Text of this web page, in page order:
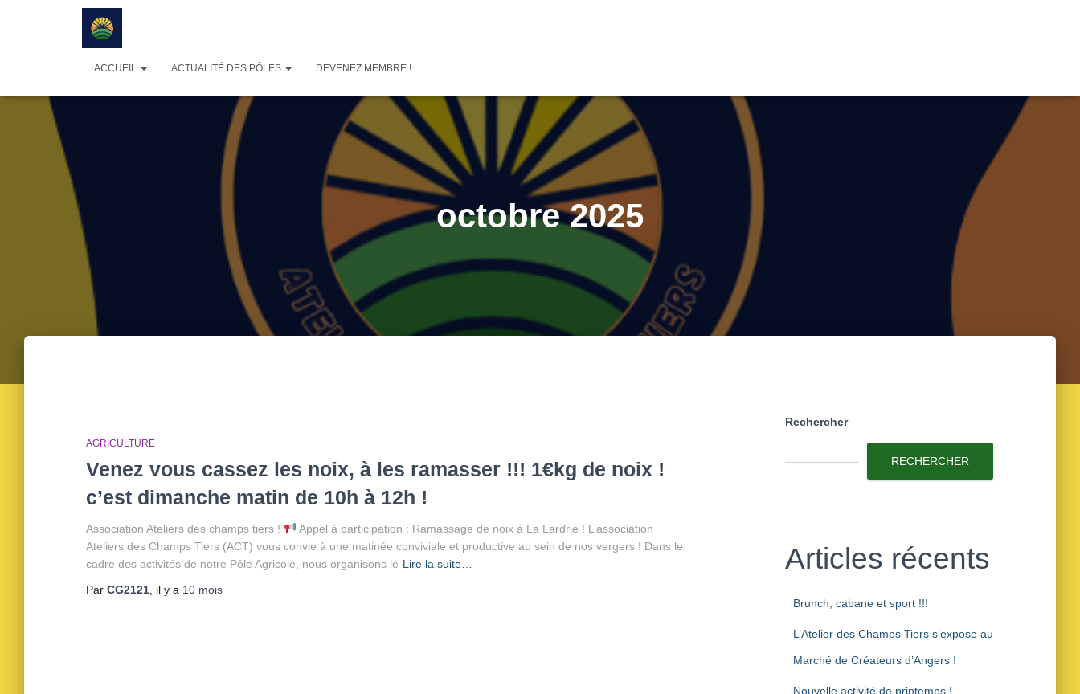
ACCUEIL ACTUALITÉ DES PÔLES DEVENEZ MEMBRE !
octobre 2025
AGRICULTURE
Venez vous cassez les noix, à les ramasser !!! 1€kg de noix !
c’est dimanche matin de 10h à 12h !
Association Ateliers des champs tiers !
Appel à participation : Ramassage de noix à La Lardrie ! L’association
Ateliers des Champs Tiers (ACT) vous convie à une matinée conviviale et productive au sein de nos vergers ! Dans le
cadre des activités de notre Pôle Agricole, nous organisons le Lire la suite…
Par CG2121 , il y a 10 mois
Rechercher
RECHERCHER
Articles récents
Brunch, cabane et sport !!!
L’Atelier des Champs Tiers s’expose au
Marché de Créateurs d’Angers !
Nouvelle activité de printemps !